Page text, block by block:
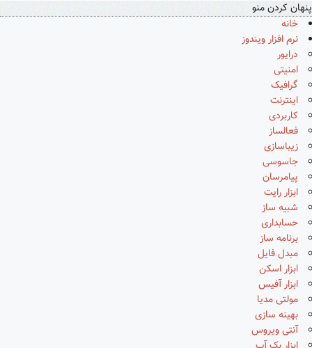
پنهان کردن منو
خانه
نرم افزار ویندوز
درایور
امنیتی
گرافیک
اینترنت
کاربردی
فعالساز
زیباسازی
جاسوسی
پیامرسان
ابزار رایت
شبیه ساز
حسابداری
برنامه ساز
مبدل فایل
ابزار اسکن
ابزار آفیس
مولتی مدیا
بهینه سازی
آنتی ویروس